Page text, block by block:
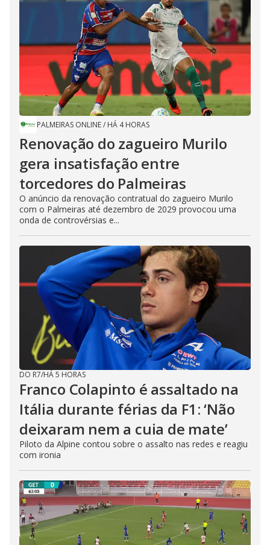
PALMEIRAS ONLINE/ HÁ 4 HORAS
Renovação do zagueiro Murilo
gera insatisfação entre
torcedores do Palmeiras
O anúncio da renovação contratual do zagueiro Murilo
com o Palmeiras até dezembro de 2029 provocou uma
onda de controvérsias e...
DO R7/HÁ 5 HORAS
Franco Colapinto é assaltado na
Itália durante férias da F1: ‘Não
deixaram nem a cuia de mate’
Piloto da Alpine contou sobre o assalto nas redes e reagiu
com ironia